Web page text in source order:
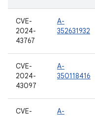
CVE-
2024-
43767
A-
352631932
CVE-
2024-
43097
A-
350118416
CVE-
A-